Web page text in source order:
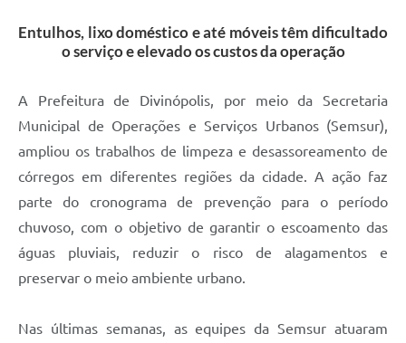
Entulhos, lixo doméstico e até móveis têm dificultado
o serviço e elevado os custos da operação
A Prefeitura de Divinópolis, por meio da Secretaria
Municipal de Operações e Serviços Urbanos (Semsur),
ampliou os trabalhos de limpeza e desassoreamento de
córregos em diferentes regiões da cidade. A ação faz
parte do cronograma de prevenção para o período
chuvoso, com o objetivo de garantir o escoamento das
águas pluviais, reduzir o risco de alagamentos e
preservar o meio ambiente urbano.
Nas últimas semanas, as equipes da Semsur atuaram